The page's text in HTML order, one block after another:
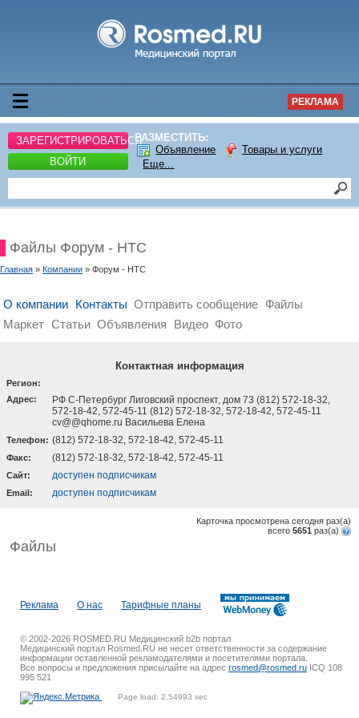
РЕКЛАМА
ЗАРЕГИСТРИРОВАТЬСЯ
ВОЙТИ
РАЗМЕСТИТЬ:
Объявление
Товары и услуги
Еще...
Файлы Форум - НТС
Главная » Компании » Форум - НТС
О компании Контакты Отправить сообщение Файлы
Маркет Статьи Объявления Видео Фото
Контактная информация
Регион:
Адрес:
РФ С-Петербург Лиговский проспект, дом 73 (812) 572-18-32,
572-18-42, 572-45-11 (812) 572-18-32, 572-18-42, 572-45-11
cv@@qhome.ru Васильева Елена
Телефон: (812) 572-18-32, 572-18-42, 572-45-11
Факс: (812) 572-18-32, 572-18-42, 572-45-11
Cайт: доступен подписчикам
Email: доступен подписчикам
Карточка просмотрена сегодня раз(a)
всего 5651 раз(a)
Файлы
Реклама О нас Тарифные планы
© 2002-2026 ROSMED.RU Медицинский b2b портал
Медицинский портал Rosmed.RU не несет ответственности за содержание
информации оставленной рекламодателями и посетителями портала.
Все вопросы и предложения присылайте на адрес rosmed@rosmed.ru ICQ 108
995 521
Page load: 2.54993 sec